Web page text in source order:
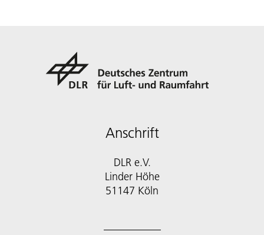
Anschrift
DLR e.V.
Linder Höhe
51147 Köln